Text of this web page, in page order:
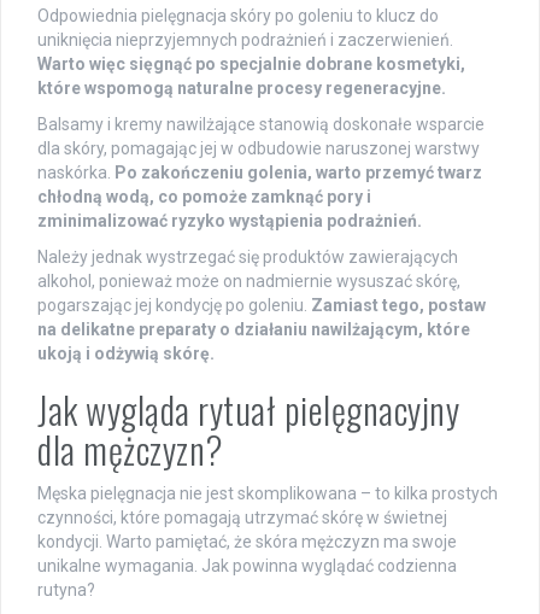
Odpowiednia pielęgnacja skóry po goleniu to klucz do
uniknięcia nieprzyjemnych podrażnień i zaczerwienień.
Warto więc sięgnąć po specjalnie dobrane kosmetyki,
które wspomogą naturalne procesy regeneracyjne.
Balsamy i kremy nawilżające stanowią doskonałe wsparcie
dla skóry, pomagając jej w odbudowie naruszonej warstwy
naskórka. Po zakończeniu golenia, warto przemyć twarz
chłodną wodą, co pomoże zamknąć pory i
zminimalizować ryzyko wystąpienia podrażnień.
Należy jednak wystrzegać się produktów zawierających
alkohol, ponieważ może on nadmiernie wysuszać skórę,
pogarszając jej kondycję po goleniu. Zamiast tego, postaw
na delikatne preparaty o działaniu nawilżającym, które
ukoją i odżywią skórę.
Jak wygląda rytuał pielęgnacyjny
dla mężczyzn?
Męska pielęgnacja nie jest skomplikowana – to kilka prostych
czynności, które pomagają utrzymać skórę w świetnej
kondycji. Warto pamiętać, że skóra mężczyzn ma swoje
unikalne wymagania. Jak powinna wyglądać codzienna
rutyna?